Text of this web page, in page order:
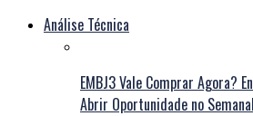
Análise Técnica
EMBJ3 Vale Comprar Agora?
Abrir Oportunidade no Semanal